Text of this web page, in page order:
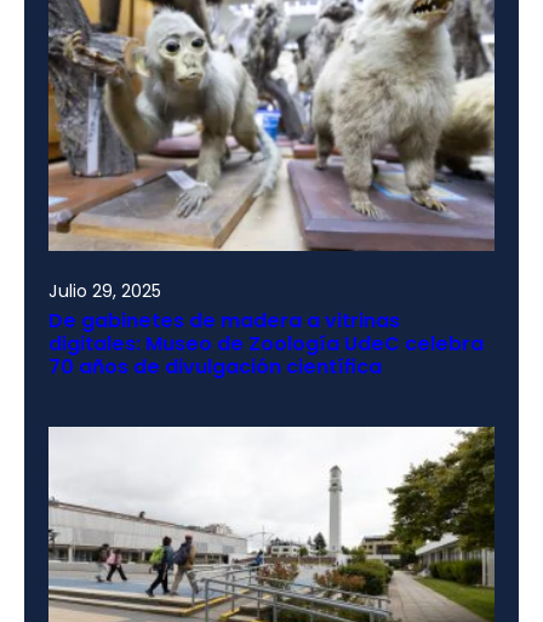
Julio 29, 2025
De gabinetes de madera a vitrinas
digitales: Museo de Zoología UdeC celebra
70 años de divulgación científica